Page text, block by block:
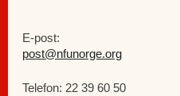
E-post:
post@nfunorge.org
Telefon: 22 39 60 50